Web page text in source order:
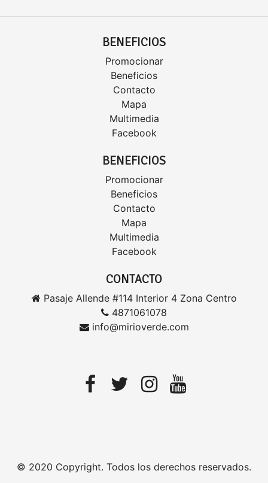
BENEFICIOS
Promocionar
Beneficios
Contacto
Mapa
Multimedia
Facebook
BENEFICIOS
Promocionar
Beneficios
Contacto
Mapa
Multimedia
Facebook
CONTACTO
Pasaje Allende #114 Interior 4 Zona Centro
4871061078
info@mirioverde.com
© 2020 Copyright. Todos los derechos reservados.